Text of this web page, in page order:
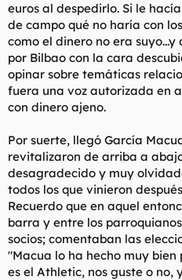
Y Luis Fernandez hizo poco
un meme.
euros al despedirlo. Si le
de campo qué no haría con
como el dinero no era
por Bilbao con la cara
opinar sobre temáticas
fuera una voz autorizada en
con dinero ajeno.
Por suerte, llegó García
revitalizaron de arriba a
desagradecido y muy
todos los que vinieron
Recuerdo que en aquel
barra y entre los
socios; comentaban las
"Macua lo ha hecho muy bien
es el Athletic, nos guste o no,